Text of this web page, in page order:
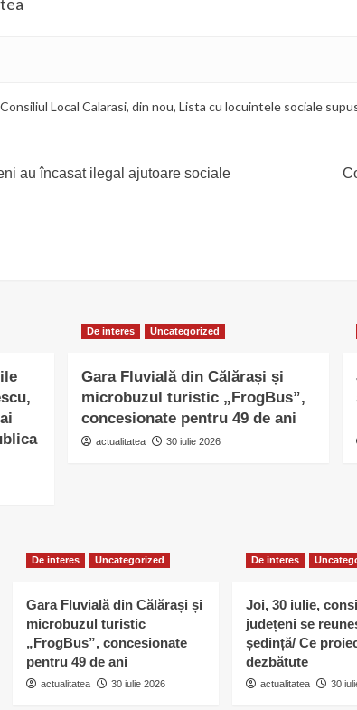
Local Calarasi,din nou,Lista cu locuintele sociale
au încasat ilegal ajutoare sociale
De interes Uncategorized
Gara Fluvială din Călărași și
microbuzul turistic „FrogBus”,
concesionate pentru 49 de ani
actualitatea 30 iulie 2026
De interes Uncategorized
Gara Fluvială din Călărași și
microbuzul turistic
„FrogBus”, concesionate
pentru 49 de ani
actualitatea 30 iulie 2026
De interes
Joi, 30 iulie,
județeni se
ședință/ Ce
dezbătute
actualitatea 30